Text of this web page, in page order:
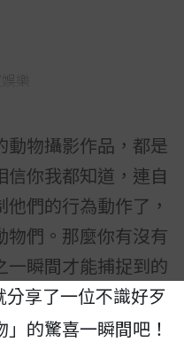
樂
動物攝影作品，都是
你我都知道，連自
們的行為動作了，
物們。那麼你有沒有
一瞬間才能捕捉到的
分享了一位不識好歹
的驚喜一瞬間吧！